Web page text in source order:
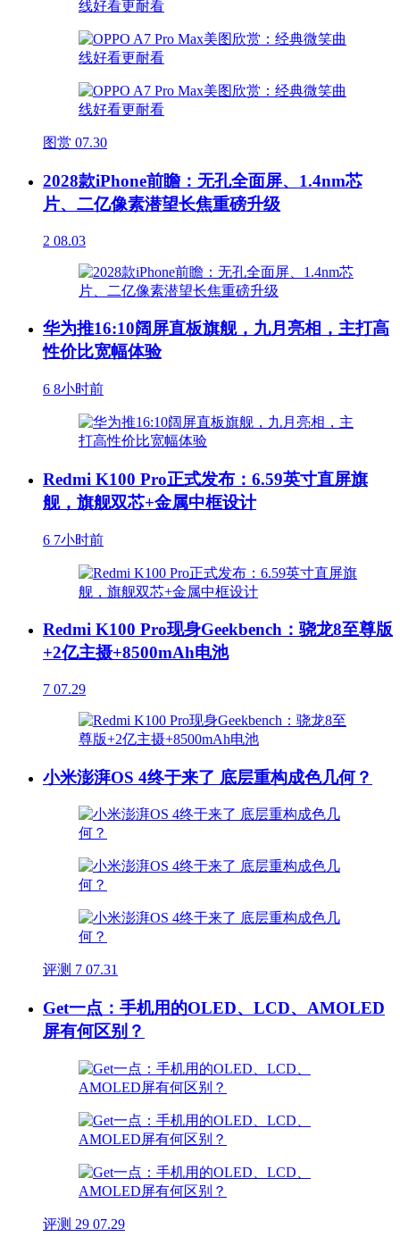
图赏 07.30
2028款iPhone前瞻：无孔全面屏、1.4nm芯
片、二亿像素潜望长焦重磅升级
2 08.03
华为推16:10阔屏直板旗舰，九月亮相，主打高
性价比宽幅体验
6 8小时前
Redmi K100 Pro正式发布：6.59英寸直屏旗
舰，旗舰双芯+金属中框设计
6 7小时前
Redmi K100 Pro现身Geekbench：骁龙8至尊版
+2亿主摄+8500mAh电池
7 07.29
小米澎湃OS 4终于来了 底层重构成色几何？
评测 7 07.31
Get一点：手机用的OLED、LCD、AMOLED
屏有何区别？
评测 29 07.29